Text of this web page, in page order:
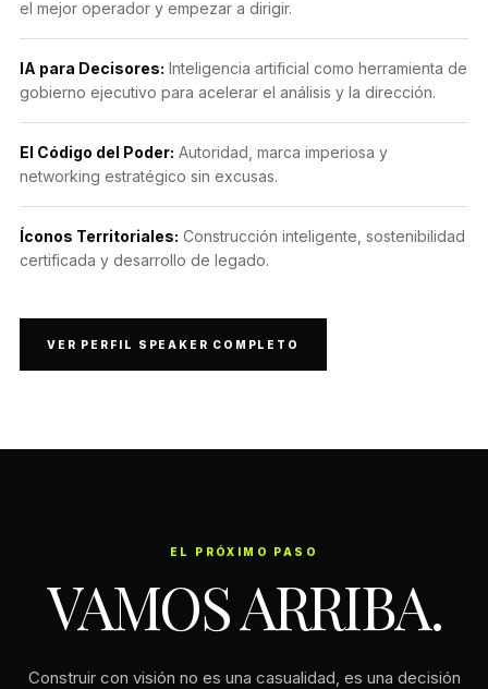
el mejor operador y empezar a dirigir.
IA para Decisores: Inteligencia artificial como herramienta de
gobierno ejecutivo para acelerar el análisis y la dirección.
El Código del Poder: Autoridad, marca imperiosa y
networking estratégico sin excusas.
Íconos Territoriales: Construcción inteligente, sostenibilidad
certificada y desarrollo de legado.
VER PERFIL SPEAKER COMPLETO
EL PRÓXIMO PASO
VAMOS ARRIBA.
Construir con visión no es una casualidad, es una decisión